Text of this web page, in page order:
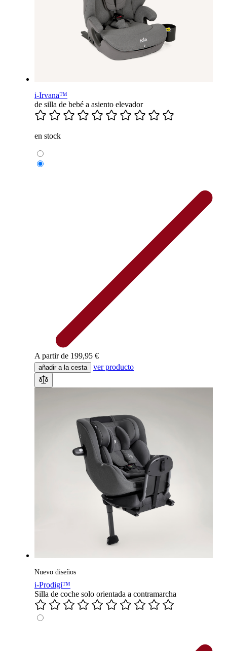
i-Irvana™
de silla de bebé a asiento elevador
en stock
A partir de 199,95 €
añadir a la cesta ver producto
Nuevo diseños
i-Prodigi™
Silla de coche solo orientada a contramarcha